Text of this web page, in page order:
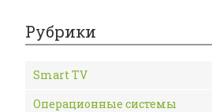
Рубрики
Smart TV
Операционные системы